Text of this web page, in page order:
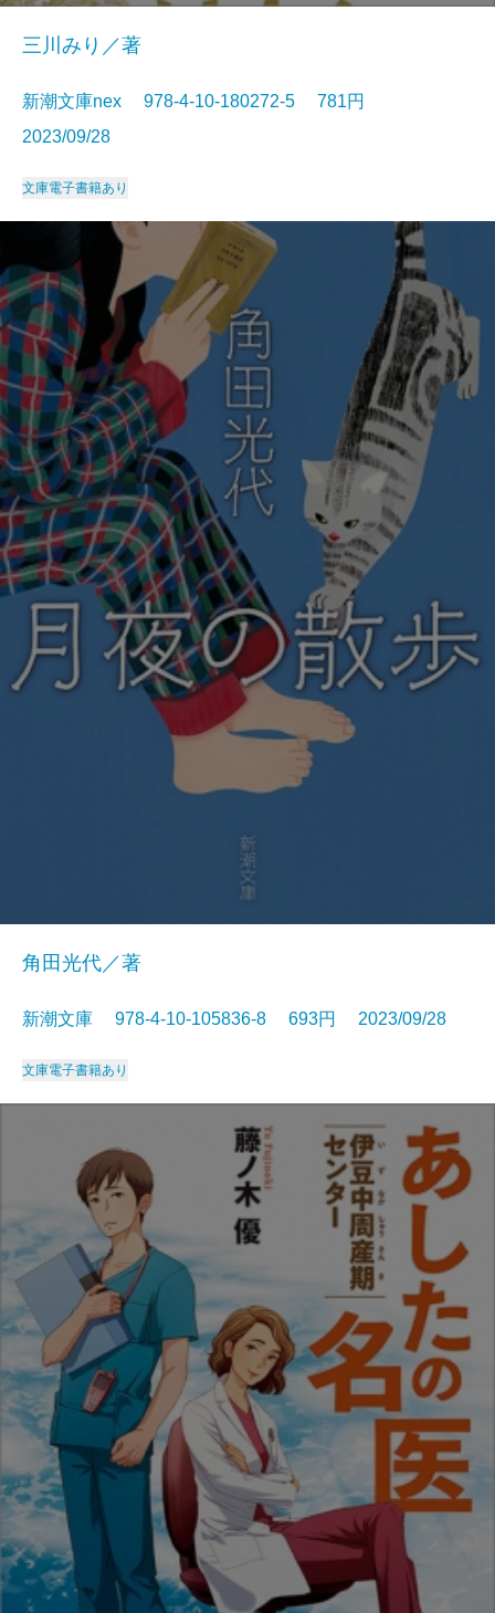
三川みり／著
新潮文庫nex 978-4-10-180272-5 781円
2023/09/28
文庫電子書籍あり
角田光代／著
新潮文庫 978-4-10-105836-8 693円 2023/09/28
文庫電子書籍あり